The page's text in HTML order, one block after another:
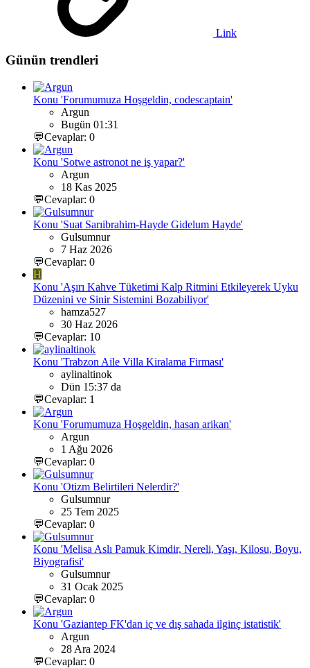
Link
Günün trendleri
Konu 'Forumumuza Hoşgeldin, codescaptain'
Argun
Bugün 01:31
💬Cevaplar: 0
Konu 'Sotwe astronot ne iş yapar?'
Argun
18 Kas 2025
💬Cevaplar: 0
Konu 'Suat Sarıibrahim-Hayde Gidelum Hayde'
Gulsumnur
7 Haz 2026
💬Cevaplar: 0
H
Konu 'Aşırı Kahve Tüketimi Kalp Ritmini Etkileyerek Uyku
Düzenini ve Sinir Sistemini Bozabiliyor'
hamza527
30 Haz 2026
💬Cevaplar: 10
Konu 'Trabzon Aile Villa Kiralama Firması'
aylinaltinok
Dün 15:37 da
💬Cevaplar: 1
Konu 'Forumumuza Hoşgeldin, hasan arikan'
Argun
1 Ağu 2026
💬Cevaplar: 0
Konu 'Otizm Belirtileri Nelerdir?'
Gulsumnur
25 Tem 2025
💬Cevaplar: 0
Konu 'Melisa Aslı Pamuk Kimdir, Nereli, Yaşı, Kilosu, Boyu,
Biyografisi'
Gulsumnur
31 Ocak 2025
💬Cevaplar: 0
Konu 'Gaziantep FK'dan iç ve dış sahada ilginç istatistik'
Argun
28 Ara 2024
💬Cevaplar: 0